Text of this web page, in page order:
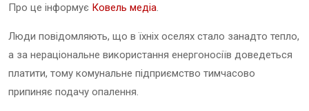
Про це інформує Ковель медіа.
Люди повідомляють, що в їхніх оселях стало занадто тепло,
а за нераціональне використання енергоносіїв доведеться
платити, тому комунальне підприємство тимчасово
припиняє подачу опалення.